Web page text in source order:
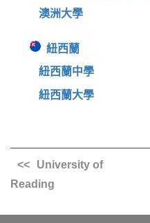
澳洲大學
紐西蘭
紐西蘭中學
紐西蘭大學
University of
Reading